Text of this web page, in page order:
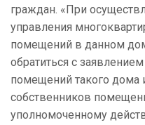
граждан. «При
управления
помещений в данном
обратиться с
помещений такого дома
собственников
уполномоченному